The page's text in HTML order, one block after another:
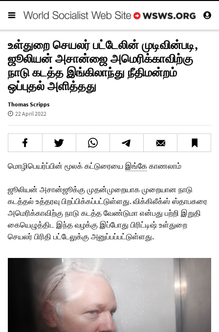
உள்துறை செயலர் பட்டேலின் முடிவின்படி,
ஜூலியன் அசான்ஜை அமெரிக்காவிற்கு
நாடு கடத்த இங்கிலாந்து நீதிமன்றம்
ஒப்புதல் அளித்தது
Thomas Scripps
22 April 2022
மொழிபெயர்ப்பின் மூலக் கட்டுரையை இங்கேகாணலாம்
ஜூலியன் அசான்ஜூக்கு முதன்முறையாக முறையான நாடு
கடத்தல் உத்தரவு பிறப்பிக்கப்பட்டுள்ளது. விக்கிலீக்ஸ் ஸ்தாபகரை
அமெரிக்காவிற்கு நாடு கடத்த வேண்டுமா என்பது பற்றி இறுதி
கையெழுத்திட இந்த வழக்கு இப்போது பிரிட்டிஷ் உள்துறை
செயலர் பிரிதி பட்டேலுக்கு அனுப்பப்பட்டுள்ளது.